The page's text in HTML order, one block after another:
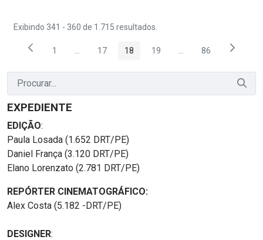
Exibindo 341 - 360 de 1.715 resultados.
Página
1 Páginas intermediárias Usar ABA para navegar.
Página
17 Página
18 Página
19 PáginasPágina
86
EXPEDIENTE
EDIÇÃO:
Paula Losada (1.652 DRT/PE)
Daniel França (3.120 DRT/PE)
Elano Lorenzato (2.781 DRT/PE)
REPÓRTER CINEMATOGRÁFICO:
Alex Costa (5.182 -DRT/PE)
DESIGNER: